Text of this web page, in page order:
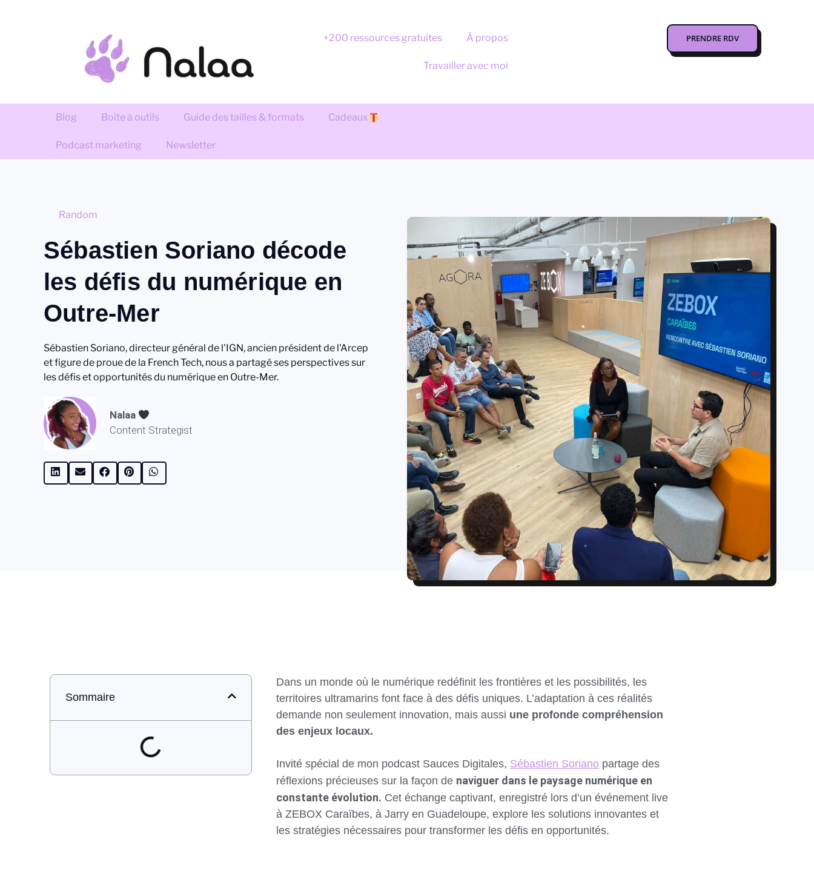
+200 ressources gratuites À propos
Travailler avec moi
PRENDRE RDV
Blog Boîte à outils Guide des tailles & formats Cadeaux
Podcast marketing Newsletter
Random
Sébastien Soriano décode
les défis du numérique en
Outre-Mer
Sébastien Soriano, directeur général de l'IGN, ancien président de l'Arcep
et figure de proue de la French Tech, nous a partagé ses perspectives sur
les défis et opportunités du numérique en Outre-Mer.
Nalaa
Content Strategist
Sommaire
Dans un monde où le numérique redéfinit les frontières et les possibilités, les
territoires ultramarins font face à des défis uniques. L’adaptation à ces réalités
demande non seulement innovation, mais aussi une profonde compréhension
des enjeux locaux.
Invité spécial de mon podcast Sauces Digitales, Sébastien Soriano partage des
réflexions précieuses sur la façon de naviguer dans le paysage numérique en
constante évolution. Cet échange captivant, enregistré lors d’un événement live
à ZEBOX Caraïbes, à Jarry en Guadeloupe, explore les solutions innovantes et
les stratégies nécessaires pour transformer les défis en opportunités.